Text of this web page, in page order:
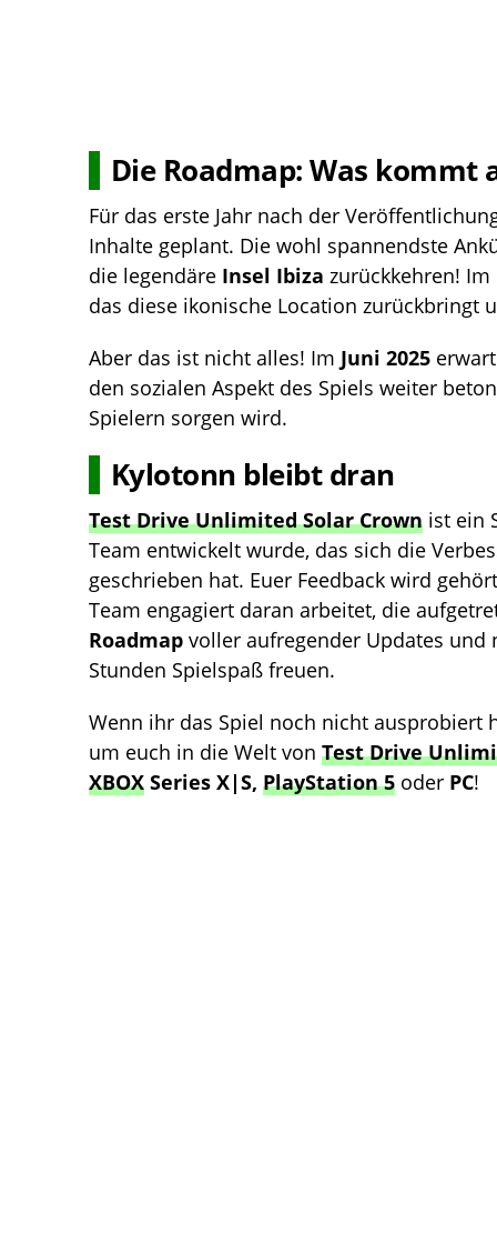
Die Roadmap: Was kommt
Für das erste Jahr nach der
Inhalte geplant. Die wohl spannendste
die legendäre Insel Ibiza zurückkehren! Im
das diese ikonische Location zurückbringt
Aber das ist nicht alles! Im Juni 2025
den sozialen Aspekt des Spiels weiter
Spielern sorgen wird.
Kylotonn bleibt dran
Test Drive Unlimited Solar Crown ist ein
Team entwickelt wurde, das sich die
geschrieben hat. Euer Feedback wird
Team engagiert daran arbeitet, die
Roadmap voller aufregender Updates und
Stunden Spielspaß freuen.
Wenn ihr das Spiel noch nicht ausprobiert
um euch in die Welt von Test Drive
XBOX Series X|S, PlayStation 5 oder PC!